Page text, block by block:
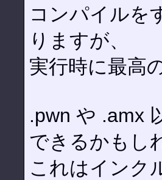
コンパイルを
りますが、
実行時に最高
.pwn や .amx
できるかもし
これはインク